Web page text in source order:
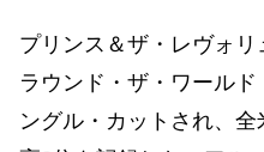
プリンス＆ザ・レヴォ
ラウンド・ザ・ワール
ングル・カットされ、